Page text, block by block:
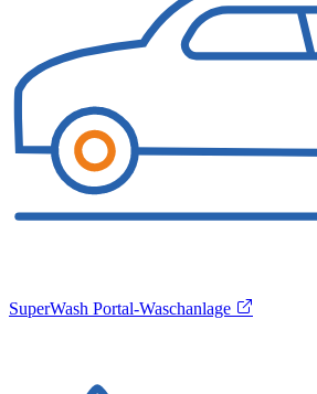
SuperWash Portal-Waschanlage